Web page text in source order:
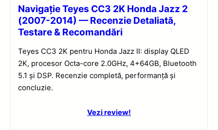
Navigație Teyes CC3 2K Honda Jazz 2
(2007-2014) — Recenzie Detaliată,
Testare & Recomandări
Teyes CC3 2K pentru Honda Jazz II: display QLED
2K, procesor Octa-core 2.0GHz, 4+64GB, Bluetooth
5.1 și DSP. Recenzie completă, performanță și
concluzie.
Vezi review!